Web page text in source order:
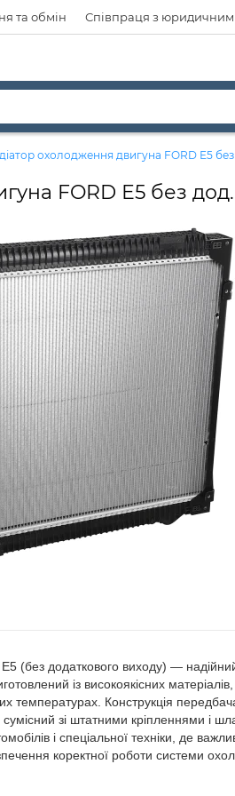
та обмін Співпраця з
охолодження двигуна FORD Е5
FORD Е5 без дод.
(без додаткового виходу) —
із високоякісних
температурах. Конструкція
сумісний зі штатними кріпленнями і
і спеціальної техніки, де
коректної роботи системи